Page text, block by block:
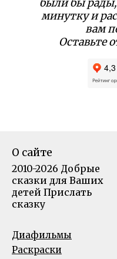
были бы
минутку и
вам
Оставьте
О сайте
2010-2026 Добрые
сказки для Ваших
детей Прислать
сказку
Диафильмы
Раскраски